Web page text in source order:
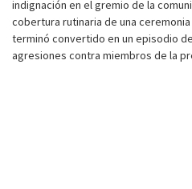
indignación en el gremio de la
cobertura rutinaria de una
terminó convertido en un episodio
agresiones contra miembros de la